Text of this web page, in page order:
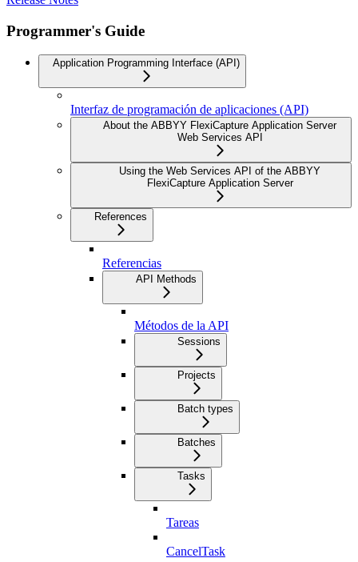
Programmer's Guide
Application Programming Interface (API)
Interfaz de programación de aplicaciones (API)
About the ABBYY FlexiCapture Application Server
Web Services API
Using the Web Services API of the ABBYY
FlexiCapture Application Server
References
Referencias
API Methods
Métodos de la API
Sessions
Projects
Batch types
Batches
Tasks
Tareas
CancelTask